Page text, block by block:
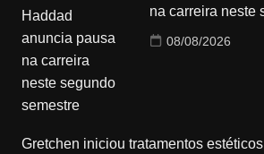
na carreira neste
08/08/2026
Gretchen iniciou tratamentos